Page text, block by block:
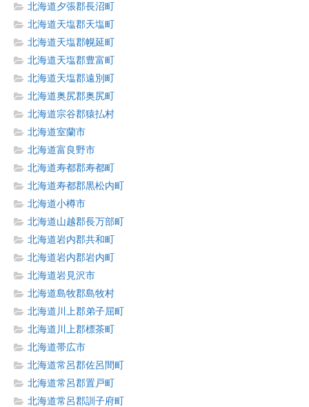
北海道夕張郡長沼町
北海道天塩郡天塩町
北海道天塩郡幌延町
北海道天塩郡豊富町
北海道天塩郡遠別町
北海道奥尻郡奥尻町
北海道宗谷郡猿払村
北海道室蘭市
北海道富良野市
北海道寿都郡寿都町
北海道寿都郡黒松内町
北海道小樽市
北海道山越郡長万部町
北海道岩内郡共和町
北海道岩内郡岩内町
北海道岩見沢市
北海道島牧郡島牧村
北海道川上郡弟子屈町
北海道川上郡標茶町
北海道帯広市
北海道常呂郡佐呂間町
北海道常呂郡置戸町
北海道常呂郡訓子府町